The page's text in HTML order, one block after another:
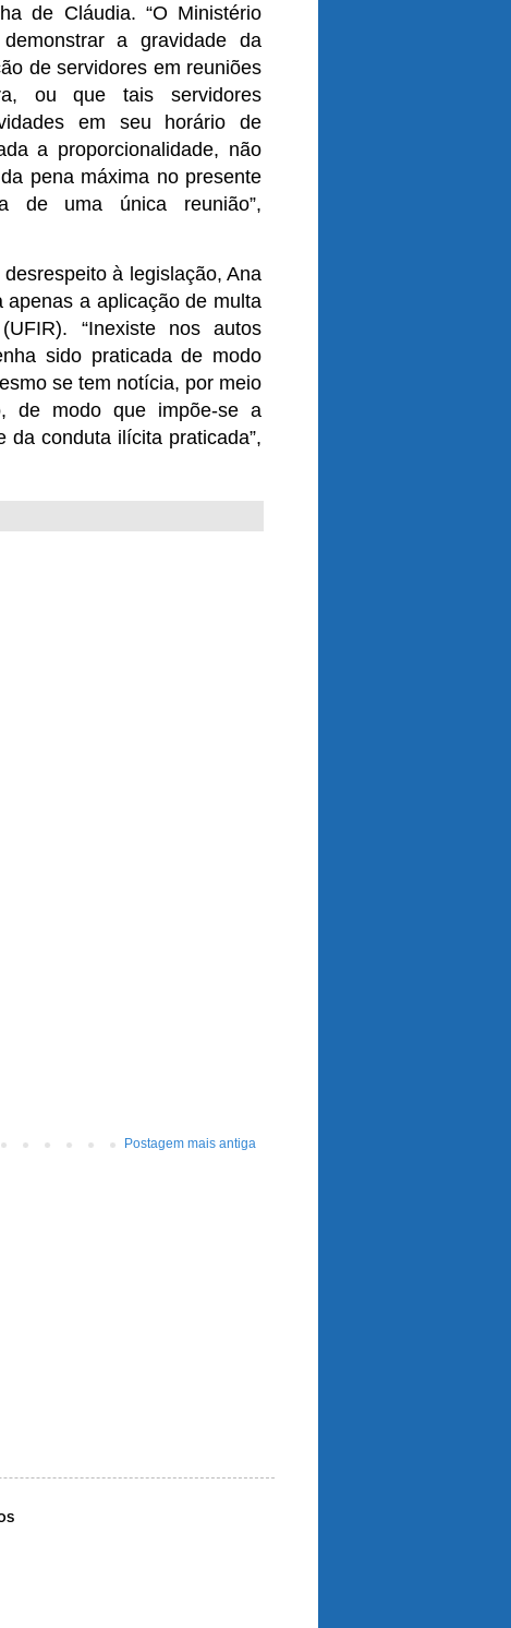
de Cláudia. “O Ministério
a gravidade da
de servidores em reuniões
ou que tais servidores
em seu horário de
a proporcionalidade, não
pena máxima no presente
de uma única reunião”,
à legislação, Ana
apenas a aplicação de multa
“Inexiste nos autos
sido praticada de modo
se tem notícia, por meio
de modo que impõe-se a
conduta ilícita praticada”,
Postagem mais antiga